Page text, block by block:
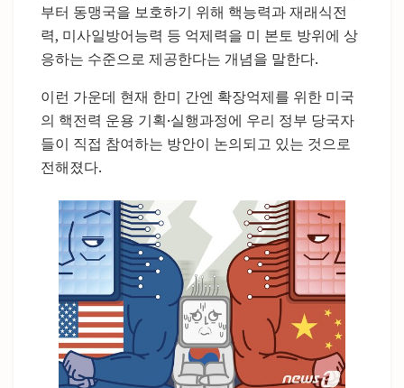
부터 동맹국을 보호하기 위해 핵능력과 재래식전
력, 미사일방어능력 등 억제력을 미 본토 방위에 상
응하는 수준으로 제공한다는 개념을 말한다.
이런 가운데 현재 한미 간엔 확장억제를 위한 미국
의 핵전력 운용 기획·실행과정에 우리 정부 당국자
들이 직접 참여하는 방안이 논의되고 있는 것으로
전해졌다.